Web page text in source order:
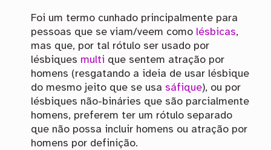
Foi um termo cunhado principalmente para
pessoas que se viam/veem como lésbicas,
mas que, por tal rótulo ser usado por
lésbiques multi que sentem atração por
homens (resgatando a ideia de usar lésbique
do mesmo jeito que se usa sáfique), ou por
lésbiques não-bináries que são parcialmente
homens, preferem ter um rótulo separado
que não possa incluir homens ou atração por
homens por definição.